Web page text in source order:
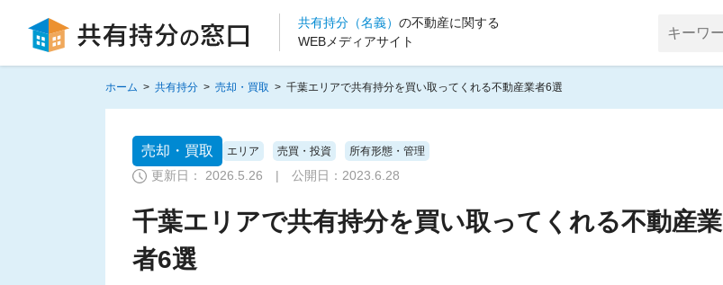
共有持分（名義） の不動産に関する
WEBメディアサイト
ホーム > 共有持分 > 売却・買取 > 千葉エリアで共有持分を買い取ってくれる不動産業者6選
売却・買取 エリア 売買・投資 所有形態・管理
更新日： 2026.5.26 | 公開日： 2023.6.28
千葉エリアで共有持分を買い取ってくれる不動産業
者6選